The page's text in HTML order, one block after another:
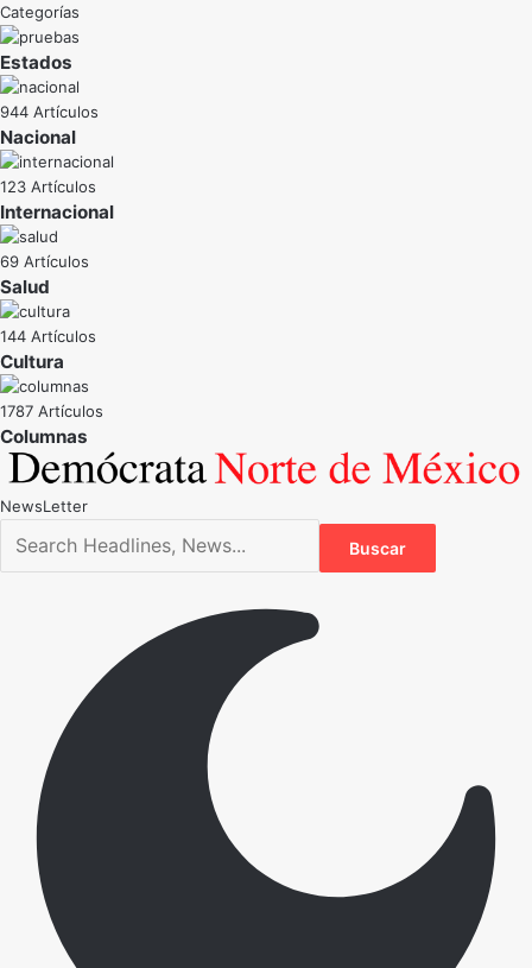
Categorías
Estados
944 Artículos
Nacional
123 Artículos
Internacional
69 Artículos
Salud
144 Artículos
Cultura
1787 Artículos
NewsLetter